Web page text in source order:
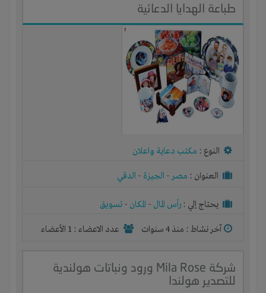
طباعة الهدايا الدعائية
النوع : مكتب دعاية واعلان
العنوان : مصر- الجيزة - الدقي
يحتاج إلي : رأس المال - المكان - تسويق
آخر نشاط : منذ 4 سنوات عدد الاعضاء : 1 الأعضاء
شركة Mila Rose ورود ونباتات هولندية
للتصدير هولندا